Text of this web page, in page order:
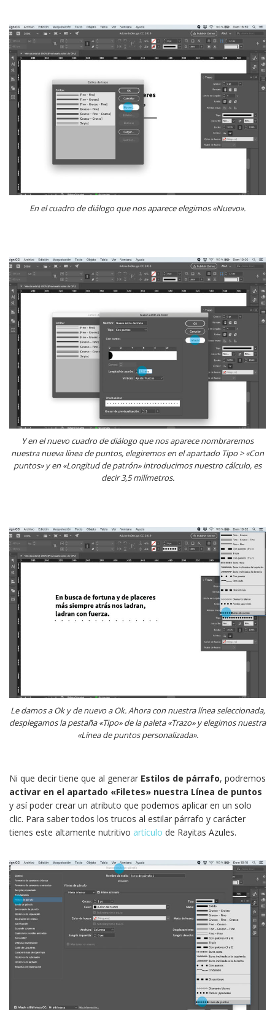
En el cuadro de diálogo que nos aparece elegimos «Nuevo».
Y en el nuevo cuadro de diálogo que nos aparece nombraremos
nuestra nueva línea de puntos, elegiremos en el apartado Tipo > «Con
puntos» y en «Longitud de patrón» introducimos nuestro cálculo, es
decir 3,5 milímetros.
Le damos a Ok y de nuevo a Ok. Ahora con nuestra línea seleccionada,
desplegamos la pestaña «Tipo» de la paleta «Trazo» y elegimos nuestra
«Línea de puntos personalizada».
Ni que decir tiene que al generar Estilos de párrafo, podremos
activar en el apartado «Filetes» nuestra Línea de puntos
y así poder crear un atributo que podemos aplicar en un solo
clic. Para saber todos los trucos al estilar párrafo y carácter
tienes este altamente nutritivo artículo de Rayitas Azules.